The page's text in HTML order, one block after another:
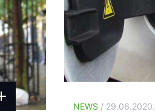
NEWS / 29.06.2020.